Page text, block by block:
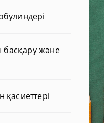
және
қасиеттері